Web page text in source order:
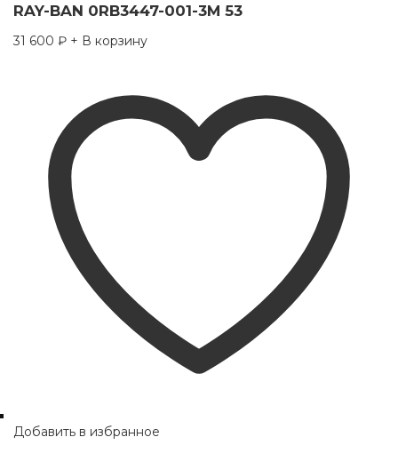
RAY-BAN 0RB3447-001-3M 53
31 600 ₽ + В корзину
Добавить в избранное